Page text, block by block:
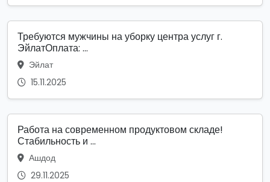
Требуются мужчины на уборку центра услуг г.
ЭйлатОплата: ...
Эйлат
15.11.2025
Работа на современном продуктовом складе!
Стабильность и ...
Ашдод
29.11.2025